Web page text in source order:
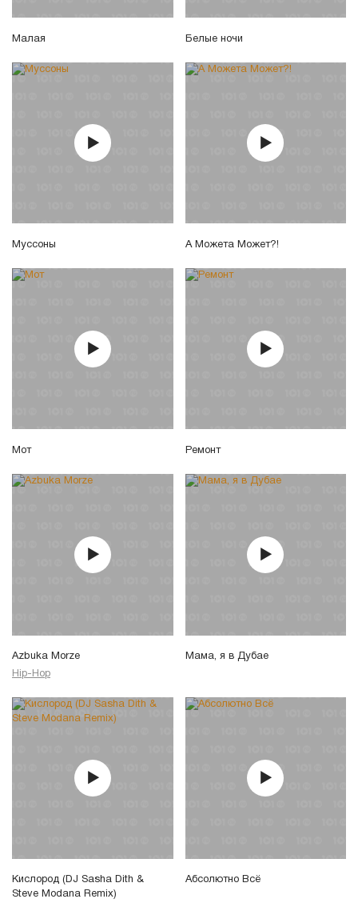
Малая Белые ночи
Муссоны А Можета Может?!
Мот Ремонт
Azbuka Morze
Hip-Hop
Мама, я в Дубае
Кислород (DJ Sasha Dith &
Steve Modana Remix)
Абсолютно Всё